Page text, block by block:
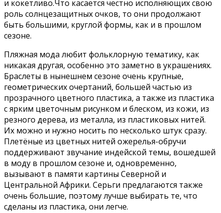
и кокетливо.Что касается честно исполняющих свою
роль солнцезащитных очков, то они продолжают
быть большими, круглой формы, как и в прошлом
сезоне.
Пляжная мода любит фольклорную тематику, как
никакая другая, особенно это заметно в украшениях.
Браслеты в нынешнем сезоне очень крупные,
геометрических очертаний, большей частью из
прозрачного цветного пластика, а также из пластика
с ярким цветочным рисунком и блеском, из кожи, из
резного дерева, из металла, из пластиковых нитей.
Их можно и нужно носить по несколько штук сразу.
Плетёные из цветных нитей ожерелья-обручи
поддерживают звучание индейской темы, вошедшей
в моду в прошлом сезоне и, одновременно,
вызывают в памяти картины Северной и
Центральной Африки. Серьги предлагаются также
очень большие, поэтому лучше выбирать те, что
сделаны из пластика, они легче.